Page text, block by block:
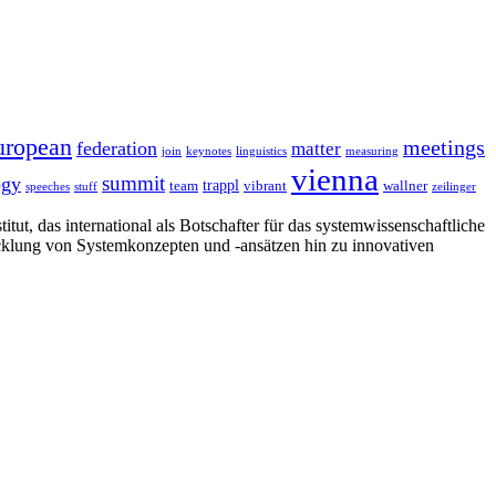
federation join keynotes linguistics matter measuring meetings
speeches stuff summit team trappl vibrant vienna wallner zeilinger
das international als Botschafter für das systemwissenschaftliche
von Systemkonzepten und -ansätzen hin zu innovativen